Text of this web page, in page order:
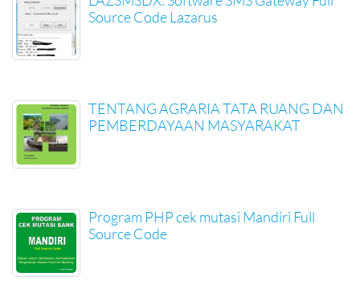
Source Code Lazarus
TENTANG AGRARIA TATA RUANG DAN
PEMBERDAYAAN MASYARAKAT
Program PHP cek mutasi Mandiri Full
Source Code